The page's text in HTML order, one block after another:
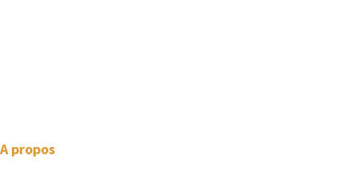
A propos